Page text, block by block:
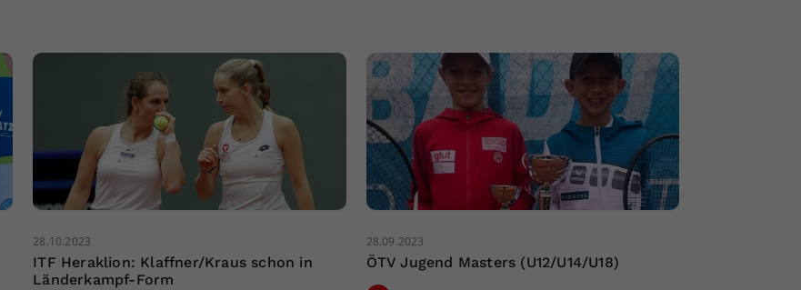
28.10.2023
ITF Heraklion: Klaffner/Kraus schon in
Länderkampf-Form
28.09.2023
ÖTV Jugend Masters (U12/U14/U18)